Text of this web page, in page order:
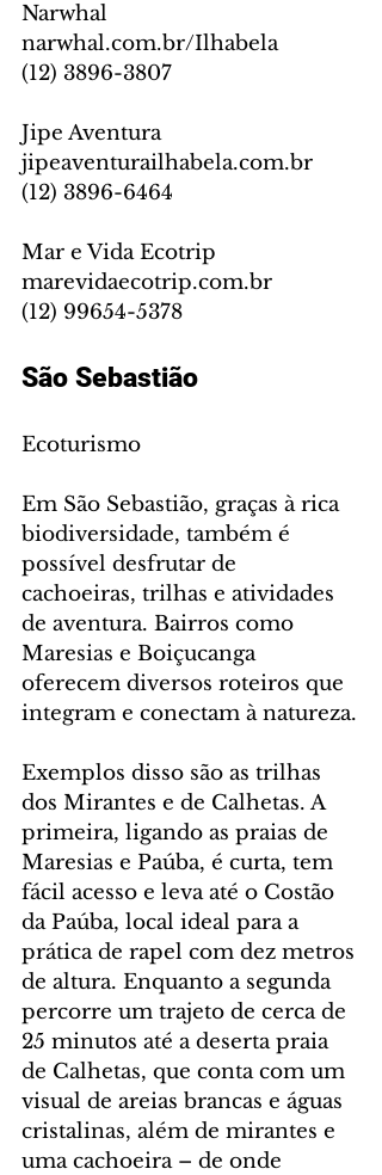
Narwhal
narwhal.com.br/Ilhabela
(12) 3896-3807
Jipe Aventura
jipeaventurailhabela.com.br
(12) 3896-6464
Mar e Vida Ecotrip
marevidaecotrip.com.br
(12) 99654-5378
São Sebastião
Ecoturismo
Em São Sebastião, graças à rica
biodiversidade, também é
possível desfrutar de
cachoeiras, trilhas e atividades
de aventura. Bairros como
Maresias e Boiçucanga
oferecem diversos roteiros que
integram e conectam à natureza.
Exemplos disso são as trilhas
dos Mirantes e de Calhetas. A
primeira, ligando as praias de
Maresias e Paúba, é curta, tem
fácil acesso e leva até o Costão
da Paúba, local ideal para a
prática de rapel com dez metros
de altura. Enquanto a segunda
percorre um trajeto de cerca de
25 minutos até a deserta praia
de Calhetas, que conta com um
visual de areias brancas e águas
cristalinas, além de mirantes e
uma cachoeira – de onde